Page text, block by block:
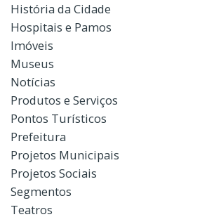
História da Cidade
Hospitais e Pamos
Imóveis
Museus
Notícias
Produtos e Serviços
Pontos Turísticos
Prefeitura
Projetos Municipais
Projetos Sociais
Segmentos
Teatros